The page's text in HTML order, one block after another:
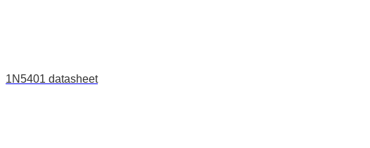
1N5401 datasheet